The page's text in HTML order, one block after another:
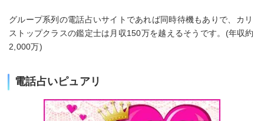
グループ系列の電話占いサイトであれば同時待機もありで、カリ
ストップクラスの鑑定士は月収150万を越えるそうです。(年収約
2,000万)
電話占いピュアリ